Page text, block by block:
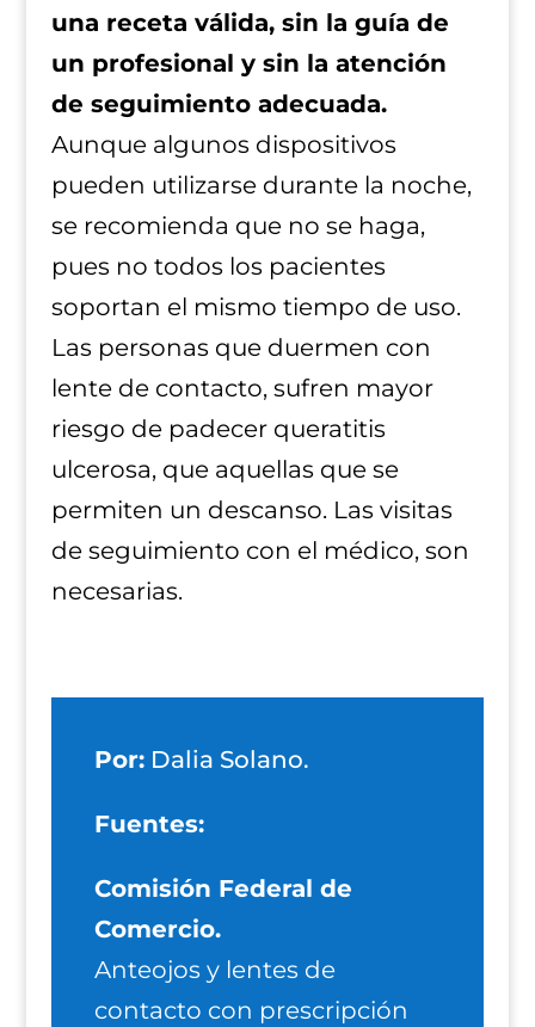
una receta válida, sin la guía de
un profesional y sin la atención
de seguimiento adecuada.
Aunque algunos dispositivos
pueden utilizarse durante la noche,
se recomienda que no se haga,
pues no todos los pacientes
soportan el mismo tiempo de uso.
Las personas que duermen con
lente de contacto, sufren mayor
riesgo de padecer queratitis
ulcerosa, que aquellas que se
permiten un descanso. Las visitas
de seguimiento con el médico, son
necesarias.
Por:Dalia Solano.
Fuentes:
Comisión Federal de
Comercio.
Anteojos y lentes de
contacto con prescripción